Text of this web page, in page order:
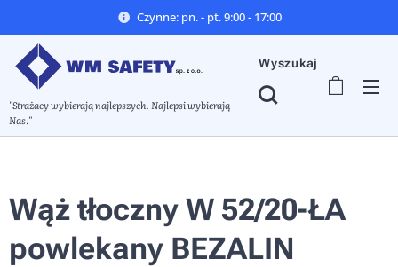
Czynne: pn. - pt. 9:00 - 17:00
"Strażacy wybierają najlepszych. Najlepsi wybierają
Nas."
Wyszukaj
Wąż tłoczny W 52/20-ŁA
powlekany BEZALIN